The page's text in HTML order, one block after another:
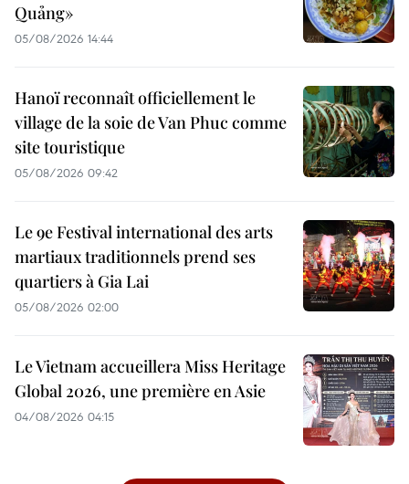
Quảng»
05/08/2026 14:44
Hanoï reconnaît officiellement le
village de la soie de Van Phuc comme
site touristique
05/08/2026 09:42
Le 9e Festival international des arts
martiaux traditionnels prend ses
quartiers à Gia Lai
05/08/2026 02:00
Le Vietnam accueillera Miss Heritage
Global 2026, une première en Asie
04/08/2026 04:15